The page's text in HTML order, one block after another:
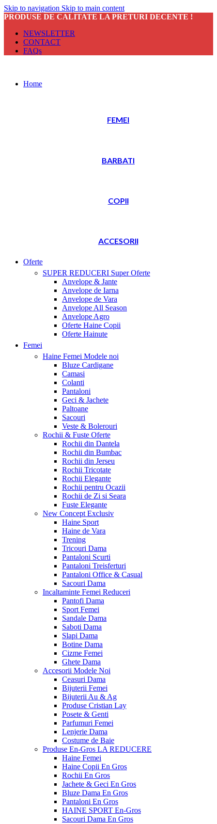
Skip to navigation Skip to main content
PRODUSE DE CALITATE LA PRETURI DECENTE !
NEWSLETTER
CONTACT
FAQs
Home
FEMEI
BARBATI
COPII
ACCESORII
Oferte
SUPER REDUCERI Super Oferte
Anvelope & Jante
Anvelope de Iarna
Anvelope de Vara
Anvelope All Season
Anvelope Agro
Oferte Haine Copii
Oferte Hainute
Femei
Haine Femei Modele noi
Bluze Cardigane
Camasi
Colanti
Pantaloni
Geci & Jachete
Paltoane
Sacouri
Veste & Bolerouri
Rochii & Fuste Oferte
Rochii din Dantela
Rochii din Bumbac
Rochii din Jerseu
Rochii Tricotate
Rochii Elegante
Rochii pentru Ocazii
Rochii de Zi si Seara
Fuste Elegante
New Concept Exclusiv
Haine Sport
Haine de Vara
Trening
Tricouri Dama
Pantaloni Scurti
Pantaloni Treisferturi
Pantaloni Office & Casual
Sacouri Dama
Incaltaminte Femei Reduceri
Pantofi Dama
Sport Femei
Sandale Dama
Saboti Dama
Slapi Dama
Botine Dama
Cizme Femei
Ghete Dama
Accesorii Modele Noi
Ceasuri Dama
Bijuterii Femei
Bijuterii Au & Ag
Produse Cristian Lay
Posete & Genti
Parfumuri Femei
Lenjerie Dama
Costume de Baie
Produse En-Gros LA REDUCERE
Haine Femei
Haine Copii En Gros
Rochii En Gros
Jachete & Geci En Gros
Bluze Dama En Gros
Pantaloni En Gros
HAINE SPORT En-Gros
Sacouri Dama En Gros